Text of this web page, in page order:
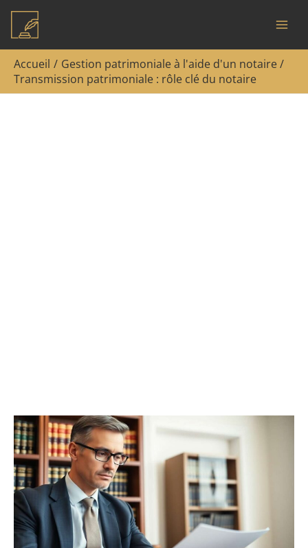
Aller
contenu
Accueil
Gestion patrimoniale à l'aide d'un notaire
Transmission patrimoniale : rôle clé du notaire
Rechercher